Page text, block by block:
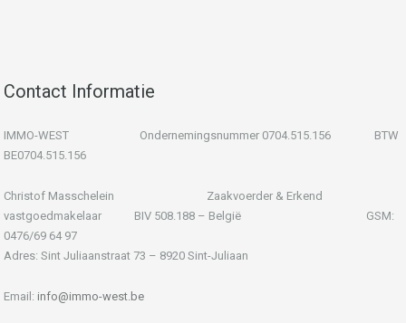
Contact Informatie
IMMO-WEST Ondernemingsnummer 0704.515.156 BTW
BE0704.515.156
Christof Masschelein Zaakvoerder & Erkend
vastgoedmakelaar BIV 508.188 – België GSM:
0476/69 64 97
Adres: Sint Juliaanstraat 73 – 8920 Sint-Juliaan
Email: info@immo-west.be